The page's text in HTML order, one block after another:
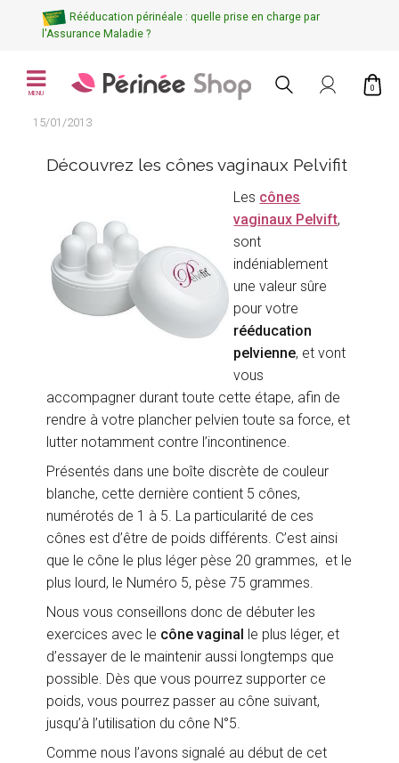
Rééducation périnéale : quelle prise en charge par
l'Assurance Maladie ?
MENU
0
15/01/2013
Découvrez les cônes vaginaux Pelvifit
Les cônes
vaginaux Pelvift,
sont
indéniablement
une valeur sûre
pour votre
rééducation
pelvienne, et vont
vous
accompagner durant toute cette étape, afin de
rendre à votre plancher pelvien toute sa force, et
lutter notamment contre l’incontinence.
Présentés dans une boîte discrète de couleur
blanche, cette dernière contient 5 cônes,
numérotés de 1 à 5. La particularité de ces
cônes est d’être de poids différents. C’est ainsi
que le cône le plus léger pèse 20 grammes, et le
plus lourd, le Numéro 5, pèse 75 grammes.
Nous vous conseillons donc de débuter les
exercices avec le cône vaginal le plus léger, et
d’essayer de le maintenir aussi longtemps que
possible. Dès que vous pourrez supporter ce
poids, vous pourrez passer au cône suivant,
jusqu’à l’utilisation du cône N°5.
Comme nous l’avons signalé au début de cet